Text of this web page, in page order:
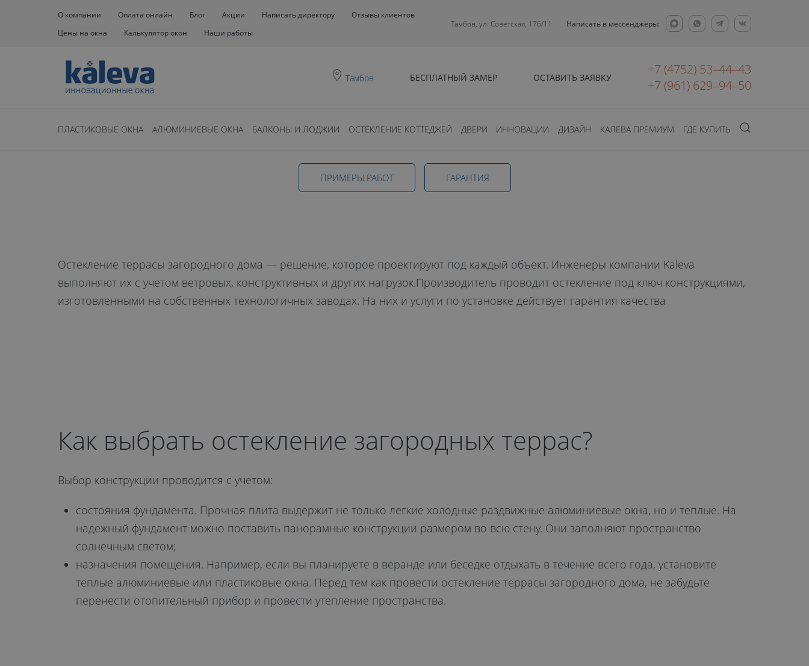
О компании Оплата онлайн Блог Акции Написать директору
Отзывы клиентов
Цены на окна
Калькулятор окон Наши работы
Тамбов, ул. Советская, 176/11 Написать в мессенджеры:
Тамбов БЕСПЛАТНЫЙ ЗАМЕР ОСТАВИТЬ ЗАЯВКУ
+7 (4752) 53‒44‒43
+7 (961) 629‒94‒50
ПЛАСТИКОВЫЕ ОКНА АЛЮМИНИЕВЫЕ ОКНА БАЛКОНЫ И ЛОДЖИИ ОСТЕКЛЕНИЕ КОТТЕДЖЕЙ ДВЕРИ ИННОВАЦИИ ДИЗАЙН КАЛЕВА ПРЕМИУМ ГДЕ КУПИТЬ
Остекление террасы
Тамбове
персональных данных. С политикой
ознакомлен.
Окна Остекление домов Остекление террасы Остекление террасы загородного дома
ПРИМЕРЫ РАБОТ ГАРАНТИЯ
Остекление террасы загородного дома — решение, которое проектируют под каждый объект. Инженеры компании Kaleva
выполняют их с учетом ветровых, конструктивных и других нагрузок.Производитель проводит остекление под ключ конструкциями,
изготовленными на собственных технологичных заводах. На них и услуги по установке действует гарантия качества
Как выбрать остекление загородных террас?
Выбор конструкции проводится с учетом:
состояния фундамента. Прочная плита выдержит не только легкие холодные раздвижные алюминиевые окна, но и теплые. На
надежный фундамент можно поставить панорамные конструкции размером во всю стену. Они заполняют пространство
солнечным светом;
назначения помещения. Например, если вы планируете в веранде или беседке отдыхать в течение всего года, установите
теплые алюминиевые или пластиковые окна. Перед тем как провести остекление террасы загородного дома, не забудьте
перенести отопительный прибор и провести утепление пространства.